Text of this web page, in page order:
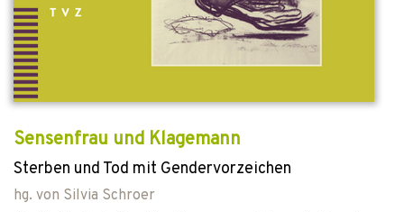
Sensenfrau und Klagemann
Sterben und Tod mit Gendervorzeichen
hg. von Silvia Schroer